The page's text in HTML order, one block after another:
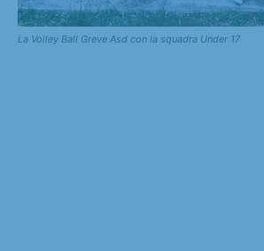
La Volley Ball Greve Asd con la squadra Under 17